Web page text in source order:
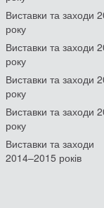
Виставки та заходи
року
Виставки та заходи
року
Виставки та заходи
року
Виставки та заходи
року
Виставки та заходи
2014–2015 років